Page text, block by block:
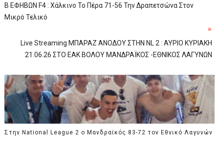
B ΕΦΗΒΩΝ F4 : Χάλκινο Το Πέρα 71-56 Την Δραπετσώνα Στον
Μικρό Τελικό
»
Live Streaming ΜΠΑΡΑΖ ΑΝΟΔΟΥ ΣΤΗΝ NL 2 : ΑΥΡΙΟ ΚΥΡΙΑΚΗ
21.06.26 ΣΤΟ ΕΑΚ ΒΟΛΟΥ ΜΑΝΔΡΑΪΚΟΣ -ΕΘΝΙΚΟΣ ΛΑΓΥΝΩΝ
Στην National League 2 ο Μανδραϊκός 83-72 τον Εθνικό Λαγυνών